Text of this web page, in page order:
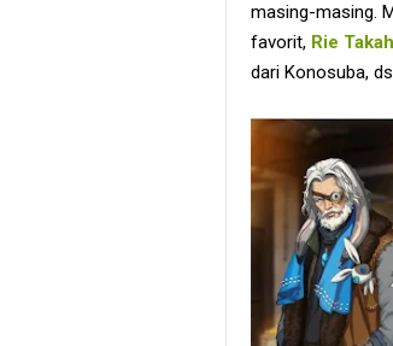
masing-masing.
favorit, Rie
dari Konosuba,